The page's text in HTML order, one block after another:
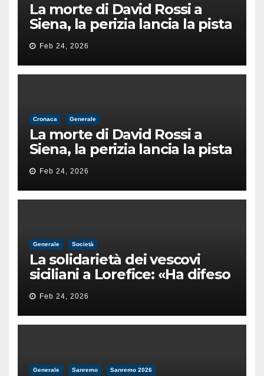
La morte di David Rossi a
Siena, la perizia lancia la pista
di un’intimidazione finita
male
Feb 24, 2026
Cronaca Generale
La morte di David Rossi a
Siena, la perizia lancia la pista
di un’intimidazione finita
male
Feb 24, 2026
Generale Società
La solidarietà dei vescovi
siciliani a Lorefice: «Ha difeso
il valore e la dignità
dell’umanità»
Feb 24, 2026
Generale Sanremo Sanremo 2026